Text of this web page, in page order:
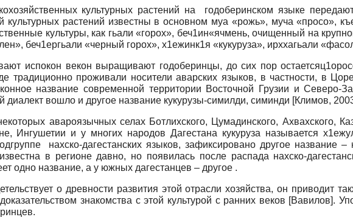
культурных растений на годоберинском языке
культурных растений известны в основном муа «рожь», муча «просо»,
культуры, как гьали «горох», беч1ин«ячмень, очищенный на
беч1ергьали «черный горох», х1ежинк1я «кукуруза», ирххагьали
испокон векон выращивают годоберинцы, до сих пор
традиционно проживали носители аварских языков, в частности, в
название современной территории Восточной Грузии и Северо-
диалект вошло и другое название кукурузы-симилди, симинди [Климов,
авароязычных селах Ботлихского, Цумадинского, Ахвахского,
Ингушетии и у многих народов Дагестана кукуруза называется
нахско-дагестанских языков, зафиксировано другое название –
в регионе давно, но появилась после распада нахско-
одно название, а у южных дагестанцев – другое .
о древности развития этой отрасли хозяйства, он приводит
знакомства с этой культурой с ранних веков [Вавилов].